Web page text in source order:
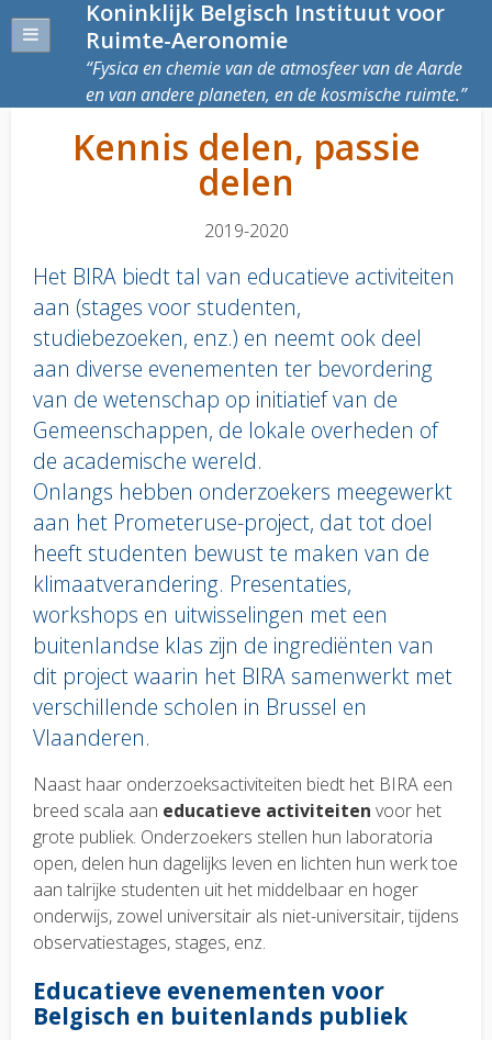
Koninklijk Belgisch Instituut voor
Ruimte-Aeronomie
Fysica en chemie van de atmosfeer van de Aarde
en van andere planeten, en de kosmische ruimte.
Kennis delen, passie
delen
2019-2020
Het BIRA biedt tal van educatieve activiteiten
aan (stages voor studenten,
studiebezoeken, enz.) en neemt ook deel
aan diverse evenementen ter bevordering
van de wetenschap op initiatief van de
Gemeenschappen, de lokale overheden of
de academische wereld.
Onlangs hebben onderzoekers meegewerkt
aan het Prometeruse-project, dat tot doel
heeft studenten bewust te maken van de
klimaatverandering. Presentaties,
workshops en uitwisselingen met een
buitenlandse klas zijn de ingrediënten van
dit project waarin het BIRA samenwerkt met
verschillende scholen in Brussel en
Vlaanderen.
Body
text
Naast haar onderzoeksactiviteiten biedt het BIRA een
breed scala aan educatieve activiteiten voor het
grote publiek. Onderzoekers stellen hun laboratoria
open, delen hun dagelijks leven en lichten hun werk toe
aan talrijke studenten uit het middelbaar en hoger
onderwijs, zowel universitair als niet-universitair, tijdens
observatiestages, stages, enz.
Educatieve evenementen voor
Belgisch en buitenlands publiek